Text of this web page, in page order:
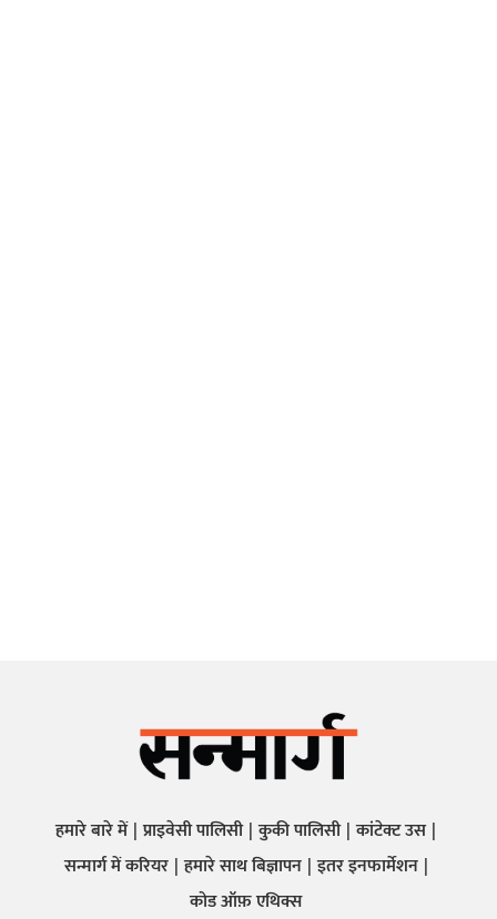
हमारे बारे में प्राइवेसी पालिसी कुकी पालिसी कांटेक्ट उस
सन्मार्ग में करियर हमारे साथ बिज्ञापन इतर इनफार्मेशन
कोड ऑफ़ एथिक्स